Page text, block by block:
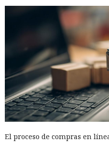
El proceso de compras en